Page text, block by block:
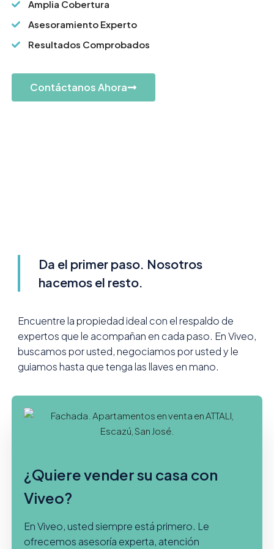
Amplia Cobertura
Asesoramiento Experto
Resultados Comprobados
Contáctanos Ahora
Da el primer paso. Nosotros
hacemos el resto.
Encuentre la propiedad ideal con el respaldo de
expertos que le acompañan en cada paso. En Viveo,
buscamos por usted, negociamos por usted y le
guiamos hasta que tenga las llaves en mano.
¿Quiere vender su casa con
Viveo?
En Viveo, usted siempre está primero. Le
ofrecemos asesoría experta, atención